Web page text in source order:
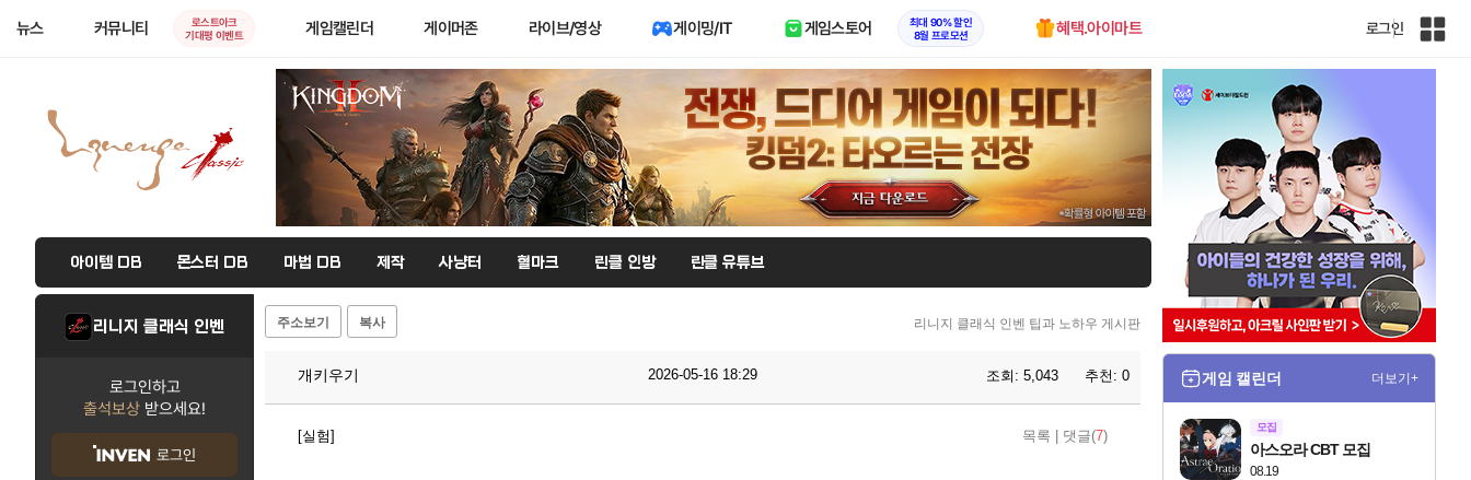
뉴스 커뮤니티
로스트아크
기대평 이벤트
게임캘린더 게이머존 라이브/영상 게이밍/IT 게임스토어
최대 90% 할인
8월 프로모션
혜택.아이마트 로그인
인
아이템 DB 몬스터 DB 마법 DB 제작 사냥터 혈마크 린클 인방 린클 유튜브
리니지 클래식 인벤
로그인하고
출석보상 받으세요!
로그인
주소보기 복사 리니지 클래식 인벤 팁과 노하우 게시판
개키우기 2026-05-16 18:29 조회: 5,043 추천: 0
[실험] 목록 댓글(7)
게임 캘린더 더보기+
모집
08.19
아스오라 CBT 모집